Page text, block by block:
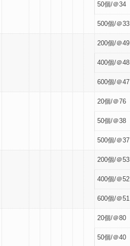
50個/＠34
500個/＠33
200個/＠49
400個/＠48
600個/＠47
20個/＠76
50個/＠38
500個/＠37
200個/＠53
400個/＠52
600個/＠51
20個/＠80
50個/＠40